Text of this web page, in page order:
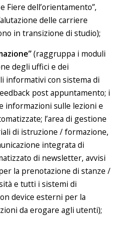
Fiere dell’orientamento”,
delle carriere
in transizione di studio);
(raggruppa i moduli
degli uffici e dei
informativi con sistema di
post appuntamento; i
informazioni sulle lezioni e
l’area di gestione
di istruzione / formazione,
integrata di
di newsletter, avvisi
la prenotazione di stanze /
e tutti i sistemi di
device esterni per la
da erogare agli utenti);